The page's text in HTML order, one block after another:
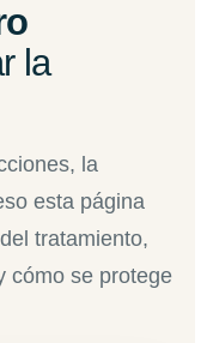
la
la
esta página
tratamiento,
cómo se protege